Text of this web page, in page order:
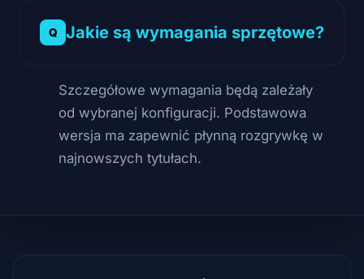
Jakie są wymagania sprzętowe?
Szczegółowe wymagania będą zależały
od wybranej konfiguracji. Podstawowa
wersja ma zapewnić płynną rozgrywkę w
najnowszych tytułach.